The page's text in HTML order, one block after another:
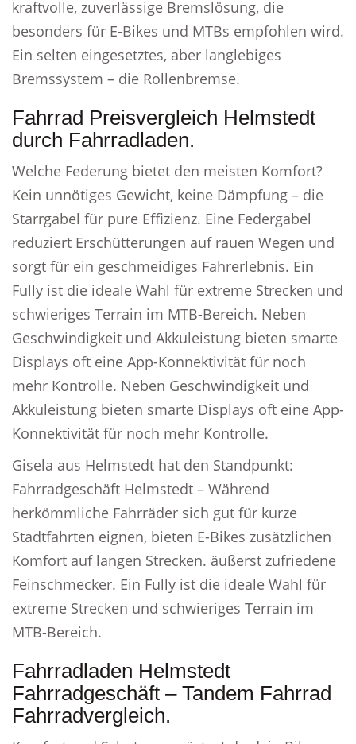
kraftvolle, zuverlässige Bremslösung, die
besonders für E-Bikes und MTBs empfohlen wird.
Ein selten eingesetztes, aber langlebiges
Bremssystem – die Rollenbremse.
Fahrrad Preisvergleich Helmstedt
durch Fahrradladen.
Welche Federung bietet den meisten Komfort?
Kein unnötiges Gewicht, keine Dämpfung – die
Starrgabel für pure Effizienz. Eine Federgabel
reduziert Erschütterungen auf rauen Wegen und
sorgt für ein geschmeidiges Fahrerlebnis. Ein
Fully ist die ideale Wahl für extreme Strecken und
schwieriges Terrain im MTB-Bereich. Neben
Geschwindigkeit und Akkuleistung bieten smarte
Displays oft eine App-Konnektivität für noch
mehr Kontrolle. Neben Geschwindigkeit und
Akkuleistung bieten smarte Displays oft eine App-
Konnektivität für noch mehr Kontrolle.
Gisela aus Helmstedt hat den Standpunkt:
Fahrradgeschäft Helmstedt – Während
herkömmliche Fahrräder sich gut für kurze
Stadtfahrten eignen, bieten E-Bikes zusätzlichen
Komfort auf langen Strecken. äußerst zufriedene
Feinschmecker. Ein Fully ist die ideale Wahl für
extreme Strecken und schwieriges Terrain im
MTB-Bereich.
Fahrradladen Helmstedt
Fahrradgeschäft – Tandem Fahrrad
Fahrradvergleich.